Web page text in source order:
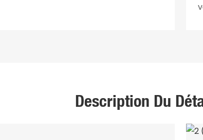
Description Du